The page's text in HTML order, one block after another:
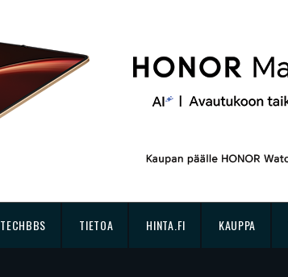
TECHBBS TIETOA HINTA.FI KAUPPA